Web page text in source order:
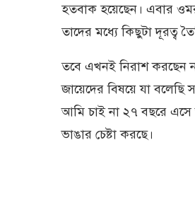
হতবাক হয়েছেন। এবার
তাদের মধ্যে কিছুটা দূরত্ব
তবে এখনই নিরাশ করছেন
জায়েদের বিষয়ে যা
আমি চাই না ২৭ বছরে
ভাঙার চেষ্টা করছে।